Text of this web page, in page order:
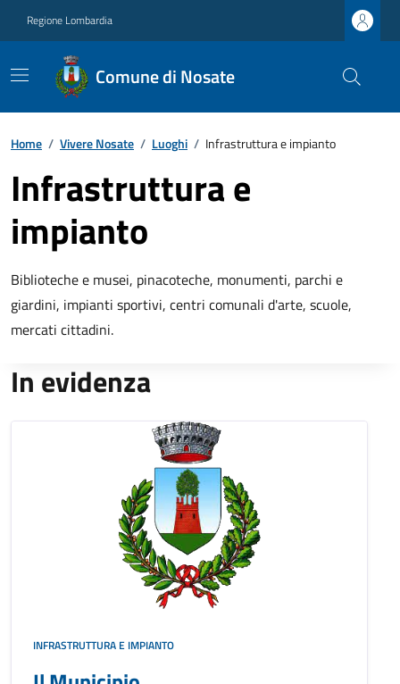
Regione Lombardia
Comune di Nosate
Home / Vivere Nosate / Luoghi / Infrastruttura e impianto
Infrastruttura e
impianto
Biblioteche e musei, pinacoteche, monumenti, parchi e
giardini, impianti sportivi, centri comunali d'arte, scuole,
mercati cittadini.
In evidenza
INFRASTRUTTURA E IMPIANTO